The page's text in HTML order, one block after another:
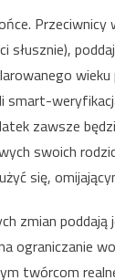
Przeciwnicy
słusznie),
wieku
smart-
zawsze
swoich
się,
zmian
ograniczanie
twórcom